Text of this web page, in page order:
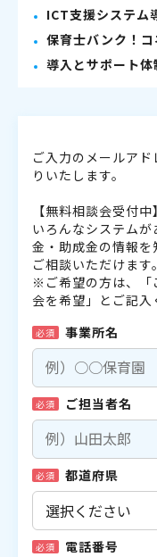
ICT支援システム
保育士バンク！
導入とサポート体
ご入力のメールア
りいたします。
【無料相談会受付中】
いろんなシステム
金・助成金の情報
ご相談いただけます。
※ご希望の方は、「
会を希望」とご記入
必須 事業所名
必須 ご担当者名
必須 都道府県
必須 電話番号